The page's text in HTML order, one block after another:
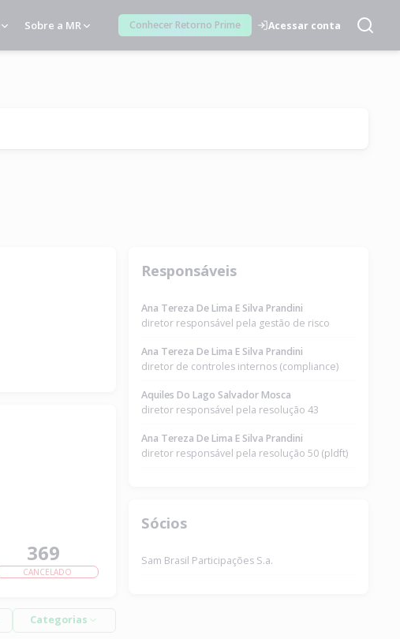
Sobre a MR Conhecer Retorno Prime Acessar conta
369
CANCELADO
Categorias
Responsáveis
Ana Tereza De Lima E Silva Prandini
diretor responsável pela gestão de risco
Ana Tereza De Lima E Silva Prandini
diretor de controles internos (compliance)
Aquiles Do Lago Salvador Mosca
diretor responsável pela resolução 43
Ana Tereza De Lima E Silva Prandini
diretor responsável pela resolução 50 (pldft)
Sócios
Sam Brasil Participações S.a.